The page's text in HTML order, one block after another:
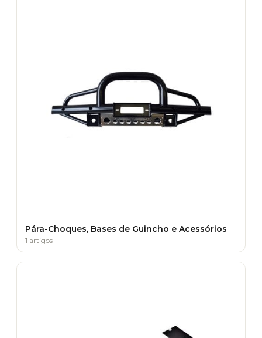
Pára-Choques, Bases de Guincho e Acessórios
1 artigos